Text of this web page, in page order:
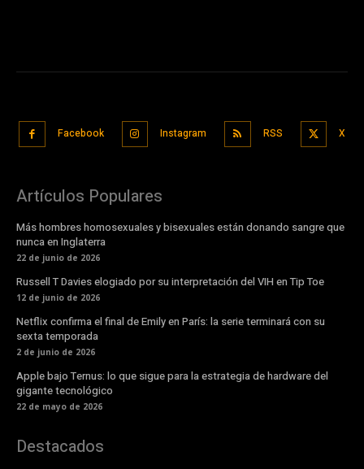
Facebook Instagram RSS X
Artículos Populares
Más hombres homosexuales y bisexuales están donando sangre que
nunca en Inglaterra
22 de junio de 2026
Russell T Davies elogiado por su interpretación del VIH en Tip Toe
12 de junio de 2026
Netflix confirma el final de Emily en París: la serie terminará con su
sexta temporada
2 de junio de 2026
Apple bajo Ternus: lo que sigue para la estrategia de hardware del
gigante tecnológico
22 de mayo de 2026
Destacados